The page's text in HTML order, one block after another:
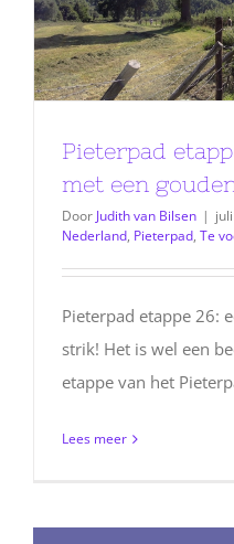
Pieterpad
met een
Door Judith van Bilsen |
Nederland, Pieterpad, Te
Pieterpad etappe 26:
strik! Het is wel een
etappe van het
Lees meer